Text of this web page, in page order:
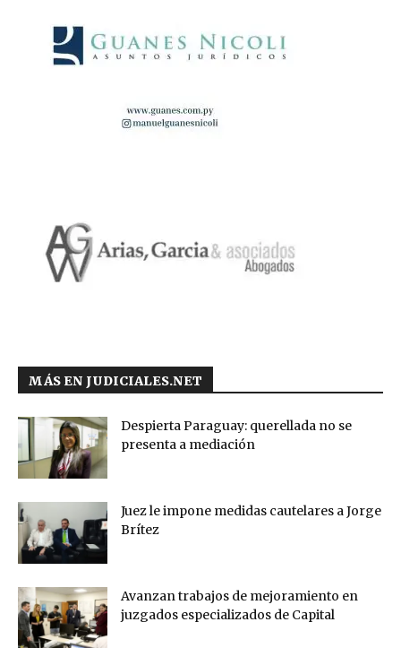
MÁS EN JUDICIALES.NET
Despierta Paraguay: querellada no se
presenta a mediación
Juez le impone medidas cautelares a Jorge
Brítez
Avanzan trabajos de mejoramiento en
juzgados especializados de Capital